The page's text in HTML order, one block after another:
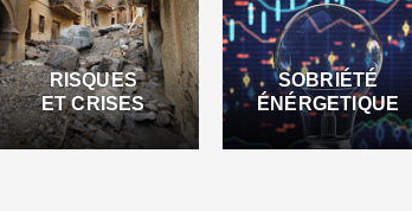
RISQUES
ET CRISES
SOBRIÉTÉ
ÉNÉRGETIQUE